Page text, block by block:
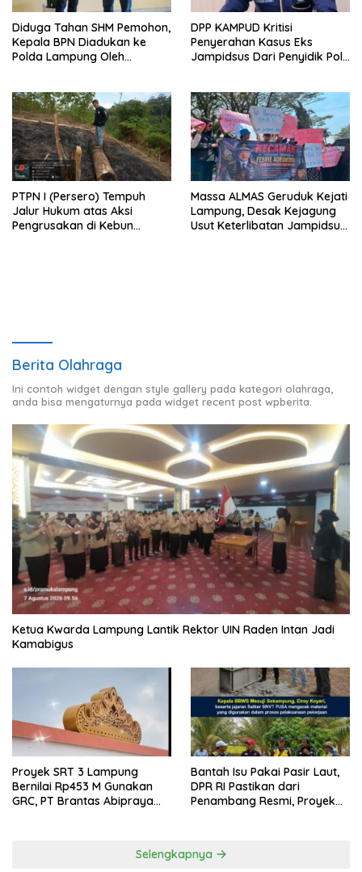
Diduga Tahan SHM Pemohon,
Kepala BPN Diadukan ke
Polda Lampung Oleh
DPP KAMPUD Kritisi
Penyerahan Kasus Eks
Jampidsus Dari Penyidik Polri
PTPN I (Persero) Tempuh
Jalur Hukum atas Aksi
Pengrusakan di Kebun
Massa ALMAS Geruduk Kejati
Lampung, Desak Kejagung
Usut Keterlibatan Jampidsus
Berita Olahraga
Ini contoh widget dengan style gallery pada kategori olahraga,
anda bisa mengaturnya pada widget recent post wpberita.
Ketua Kwarda Lampung Lantik Rektor UIN Raden Intan Jadi
Kamabigus
Proyek SRT 3 Lampung
Bernilai Rp453 M Gunakan
GRC, PT Brantas Abipraya
Bantah Isu Pakai Pasir Laut,
DPR RI Pastikan dari
Penambang Resmi, Proyek
Selengkapnya